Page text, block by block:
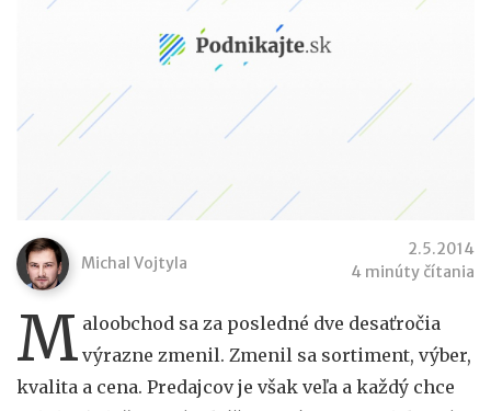
Michal Vojtyla
2.5.2014
4 minúty čítania
M aloobchod sa za posledné dve desaťročia
výrazne zmenil. Zmenil sa sortiment, výber,
kvalita a cena. Predajcov je však veľa a každý chce